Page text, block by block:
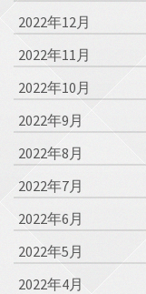
2022年12月
2022年11月
2022年10月
2022年9月
2022年8月
2022年7月
2022年6月
2022年5月
2022年4月